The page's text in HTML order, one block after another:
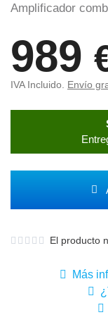
Amplificador
989
IVA Incluido. Envío
El producto
Más